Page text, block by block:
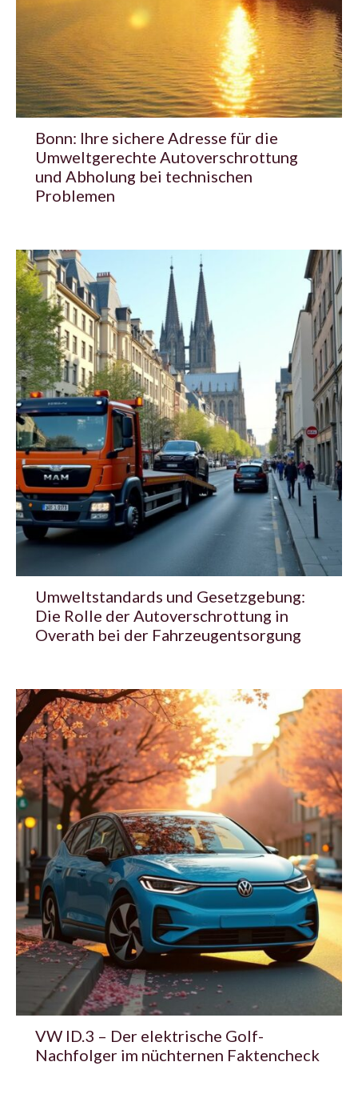
Bonn: Ihre sichere Adresse für die
Umweltgerechte Autoverschrottung
und Abholung bei technischen
Problemen
Umweltstandards und Gesetzgebung:
Die Rolle der Autoverschrottung in
Overath bei der Fahrzeugentsorgung
VW ID.3 – Der elektrische Golf-
Nachfolger im nüchternen Faktencheck